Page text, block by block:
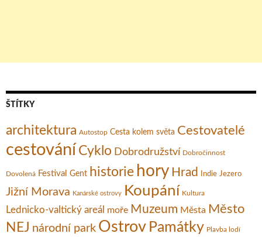
ŠTÍTKY
architektura Autostop Cesta kolem světa Cestovatelé
cestování Cyklo Dobrodružství Dobročinnost
Dovolená Festival Gent historie hory Hrad Indie Jezero
Jižní Morava Kanárské ostrovy Koupání Kultura
Lednicko-valtický areál moře Muzeum Města Město
NEJ národní park Ostrov Památky Plavba lodí